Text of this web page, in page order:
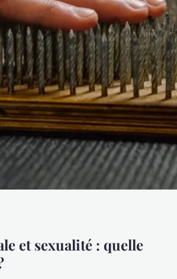
et sexualité :
?
et sexualité : quelle